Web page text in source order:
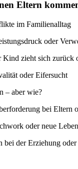
Eltern
im Familienalltag
oder
zieht sich zurück
oder Eifersucht
– aber wie?
bei Eltern
oder neue
bei der Erziehung